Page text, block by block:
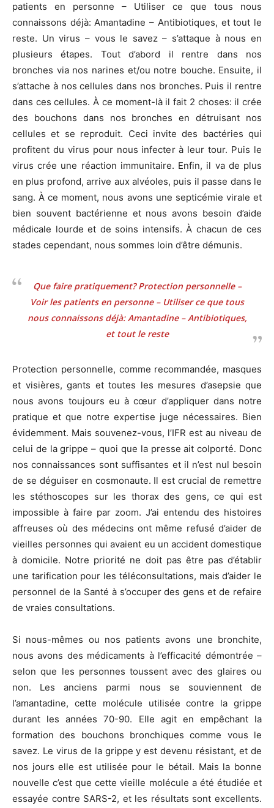
patients en personne – Utiliser ce que tous nous
connaissons déjà: Amantadine – Antibiotiques, et tout le
reste. Un virus – vous le savez – s’attaque à nous en
plusieurs étapes. Tout d’abord il rentre dans nos
bronches via nos narines et/ou notre bouche. Ensuite, il
s’attache à nos cellules dans nos bronches. Puis il rentre
dans ces cellules. À ce moment-là il fait 2 choses: il crée
des bouchons dans nos bronches en détruisant nos
cellules et se reproduit. Ceci invite des bactéries qui
profitent du virus pour nous infecter à leur tour. Puis le
virus crée une réaction immunitaire. Enfin, il va de plus
en plus profond, arrive aux alvéoles, puis il passe dans le
sang. À ce moment, nous avons une septicémie virale et
bien souvent bactérienne et nous avons besoin d’aide
médicale lourde et de soins intensifs. À chacun de ces
stades cependant, nous sommes loin d’être démunis.
Que faire pratiquement? Protection personnelle –
Voir les patients en personne – Utiliser ce que tous
nous connaissons déjà: Amantadine – Antibiotiques,
et tout le reste
Protection personnelle, comme recommandée, masques
et visières, gants et toutes les mesures d’asepsie que
nous avons toujours eu à cœur d’appliquer dans notre
pratique et que notre expertise juge nécessaires. Bien
évidemment. Mais souvenez-vous, l’IFR est au niveau de
celui de la grippe – quoi que la presse ait colporté. Donc
nos connaissances sont suffisantes et il n’est nul besoin
de se déguiser en cosmonaute. Il est crucial de remettre
les stéthoscopes sur les thorax des gens, ce qui est
impossible à faire par zoom. J’ai entendu des histoires
affreuses où des médecins ont même refusé d’aider de
vieilles personnes qui avaient eu un accident domestique
à domicile. Notre priorité ne doit pas être pas d’établir
une tarification pour les téléconsultations, mais d’aider le
personnel de la Santé à s’occuper des gens et de refaire
de vraies consultations.
Si nous-mêmes ou nos patients avons une bronchite,
nous avons des médicaments à l’efficacité démontrée –
selon que les personnes toussent avec des glaires ou
non. Les anciens parmi nous se souviennent de
l’amantadine, cette molécule utilisée contre la grippe
durant les années 70-90. Elle agit en empêchant la
formation des bouchons bronchiques comme vous le
savez. Le virus de la grippe y est devenu résistant, et de
nos jours elle est utilisée pour le bétail. Mais la bonne
nouvelle c’est que cette vieille molécule a été étudiée et
essayée contre SARS-2, et les résultats sont excellents.